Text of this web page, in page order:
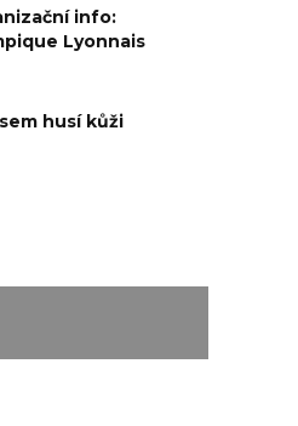
info:
Lyonnais
husí kůži